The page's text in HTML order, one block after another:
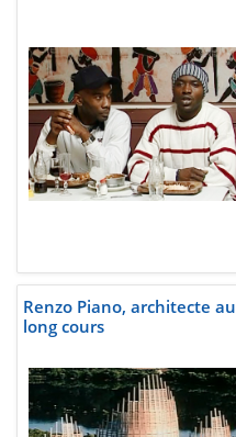
Renzo Piano, architecte au
long cours